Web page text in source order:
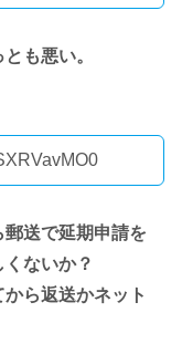
も悪い。
送で延期申請を
ないか？
ら返送かネット